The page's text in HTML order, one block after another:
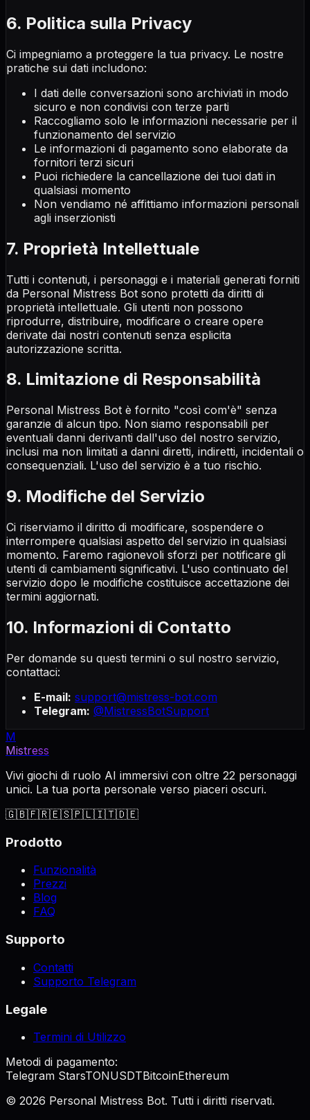
6. Politica sulla Privacy
Ci impegniamo a proteggere la tua privacy. Le nostre
pratiche sui dati includono:
I dati delle conversazioni sono archiviati in modo
sicuro e non condivisi con terze parti
Raccogliamo solo le informazioni necessarie per il
funzionamento del servizio
Le informazioni di pagamento sono elaborate da
fornitori terzi sicuri
Puoi richiedere la cancellazione dei tuoi dati in
qualsiasi momento
Non vendiamo né affittiamo informazioni personali
agli inserzionisti
7. Proprietà Intellettuale
Tutti i contenuti, i personaggi e i materiali generati forniti
da Personal Mistress Bot sono protetti da diritti di
proprietà intellettuale. Gli utenti non possono
riprodurre, distribuire, modificare o creare opere
derivate dai nostri contenuti senza esplicita
autorizzazione scritta.
8. Limitazione di Responsabilità
Personal Mistress Bot è fornito "così com'è" senza
garanzie di alcun tipo. Non siamo responsabili per
eventuali danni derivanti dall'uso del nostro servizio,
inclusi ma non limitati a danni diretti, indiretti, incidentali o
consequenziali. L'uso del servizio è a tuo rischio.
9. Modifiche del Servizio
Ci riserviamo il diritto di modificare, sospendere o
interrompere qualsiasi aspetto del servizio in qualsiasi
momento. Faremo ragionevoli sforzi per notificare gli
utenti di cambiamenti significativi. L'uso continuato del
servizio dopo le modifiche costituisce accettazione dei
termini aggiornati.
10. Informazioni di Contatto
Per domande su questi termini o sul nostro servizio,
contattaci:
E-mail: support@mistress-bot.com
Telegram: @MistressBotSupport
M
Mistress
Vivi giochi di ruolo AI immersivi con oltre 22 personaggi
unici. La tua porta personale verso piaceri oscuri.
🇬🇧🇫🇷🇪🇸🇵🇱🇮🇹🇩🇪
Prodotto
Funzionalità
Prezzi
Blog
FAQ
Supporto
Contatti
Supporto Telegram
Legale
Termini di Utilizzo
Metodi di pagamento:
Telegram StarsTONUSDTBitcoinEthereum
© 2026 Personal Mistress Bot. Tutti i diritti riservati.